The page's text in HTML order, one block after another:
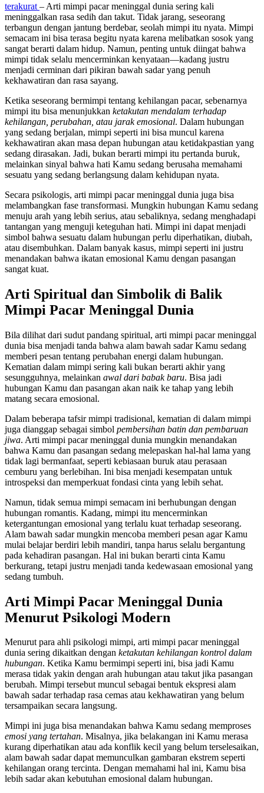
terakurat – Arti mimpi pacar meninggal dunia sering kali
meninggalkan rasa sedih dan takut. Tidak jarang, seseorang
terbangun dengan jantung berdebar, seolah mimpi itu nyata. Mimpi
semacam ini bisa terasa begitu nyata karena melibatkan sosok yang
sangat berarti dalam hidup. Namun, penting untuk diingat bahwa
mimpi tidak selalu mencerminkan kenyataan—kadang justru
menjadi cerminan dari pikiran bawah sadar yang penuh
kekhawatiran dan rasa sayang.
Ketika seseorang bermimpi tentang kehilangan pacar, sebenarnya
mimpi itu bisa menunjukkan ketakutan mendalam terhadap
kehilangan, perubahan, atau jarak emosional. Dalam hubungan
yang sedang berjalan, mimpi seperti ini bisa muncul karena
kekhawatiran akan masa depan hubungan atau ketidakpastian yang
sedang dirasakan. Jadi, bukan berarti mimpi itu pertanda buruk,
melainkan sinyal bahwa hati Kamu sedang berusaha memahami
sesuatu yang sedang berlangsung dalam kehidupan nyata.
Secara psikologis, arti mimpi pacar meninggal dunia juga bisa
melambangkan fase transformasi. Mungkin hubungan Kamu sedang
menuju arah yang lebih serius, atau sebaliknya, sedang menghadapi
tantangan yang menguji keteguhan hati. Mimpi ini dapat menjadi
simbol bahwa sesuatu dalam hubungan perlu diperhatikan, diubah,
atau disembuhkan. Dalam banyak kasus, mimpi seperti ini justru
menandakan bahwa ikatan emosional Kamu dengan pasangan
sangat kuat.
Arti Spiritual dan Simbolik di Balik
Mimpi Pacar Meninggal Dunia
Bila dilihat dari sudut pandang spiritual, arti mimpi pacar meninggal
dunia bisa menjadi tanda bahwa alam bawah sadar Kamu sedang
memberi pesan tentang perubahan energi dalam hubungan.
Kematian dalam mimpi sering kali bukan berarti akhir yang
sesungguhnya, melainkan awal dari babak baru. Bisa jadi
hubungan Kamu dan pasangan akan naik ke tahap yang lebih
matang secara emosional.
Dalam beberapa tafsir mimpi tradisional, kematian di dalam mimpi
juga dianggap sebagai simbol pembersihan batin dan pembaruan
jiwa. Arti mimpi pacar meninggal dunia mungkin menandakan
bahwa Kamu dan pasangan sedang melepaskan hal-hal lama yang
tidak lagi bermanfaat, seperti kebiasaan buruk atau perasaan
cemburu yang berlebihan. Ini bisa menjadi kesempatan untuk
introspeksi dan memperkuat fondasi cinta yang lebih sehat.
Namun, tidak semua mimpi semacam ini berhubungan dengan
hubungan romantis. Kadang, mimpi itu mencerminkan
ketergantungan emosional yang terlalu kuat terhadap seseorang.
Alam bawah sadar mungkin mencoba memberi pesan agar Kamu
mulai belajar berdiri lebih mandiri, tanpa harus selalu bergantung
pada kehadiran pasangan. Hal ini bukan berarti cinta Kamu
berkurang, tetapi justru menjadi tanda kedewasaan emosional yang
sedang tumbuh.
Arti Mimpi Pacar Meninggal Dunia
Menurut Psikologi Modern
Menurut para ahli psikologi mimpi, arti mimpi pacar meninggal
dunia sering dikaitkan dengan ketakutan kehilangan kontrol dalam
hubungan. Ketika Kamu bermimpi seperti ini, bisa jadi Kamu
merasa tidak yakin dengan arah hubungan atau takut jika pasangan
berubah. Mimpi tersebut muncul sebagai bentuk ekspresi alam
bawah sadar terhadap rasa cemas atau kekhawatiran yang belum
tersampaikan secara langsung.
Mimpi ini juga bisa menandakan bahwa Kamu sedang memproses
emosi yang tertahan. Misalnya, jika belakangan ini Kamu merasa
kurang diperhatikan atau ada konflik kecil yang belum terselesaikan,
alam bawah sadar dapat memunculkan gambaran ekstrem seperti
kehilangan orang tercinta. Dengan memahami hal ini, Kamu bisa
lebih sadar akan kebutuhan emosional dalam hubungan.